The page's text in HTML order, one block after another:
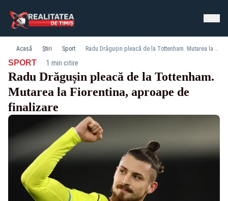
Acasă Știri Sport Radu Drăgușin pleacă de la Tottenham. Mutarea la Fiorentina, aproape de finalizare
SPORT· 1 min citire
Radu Drăgușin pleacă de la Tottenham.
Mutarea la Fiorentina, aproape de
finalizare